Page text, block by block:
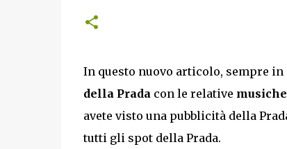
In questo nuovo articolo, sempre
della Pradacon le relative
avete visto una pubblicità della
tutti gli spot della Prada.